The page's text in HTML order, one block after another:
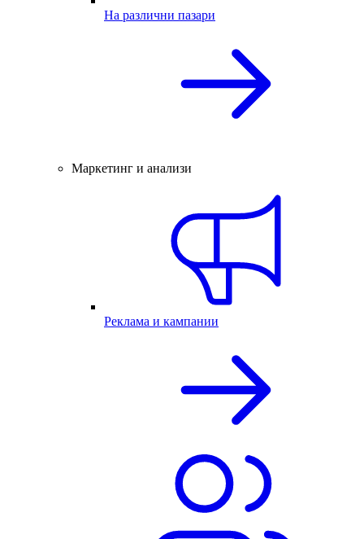
На различни пазари
Маркетинг и анализи
Реклама и кампании